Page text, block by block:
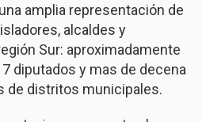
amplia representación de
alcaldes y
Sur: aproximadamente
diputados y mas de decena
de distritos municipales.